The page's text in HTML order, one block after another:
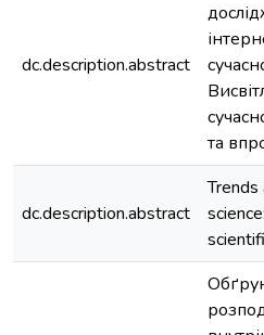
dc.description.abstract
та
dc.description.abstract